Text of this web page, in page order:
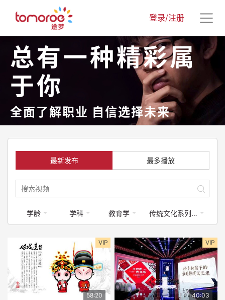
登录/注册
总有一种精彩属
于你
全面了解职业 自信选择未来
最新发布 最多播放
学龄 学科 教育学 传统文化系列课程
VIP
58:20
VIP
40:03